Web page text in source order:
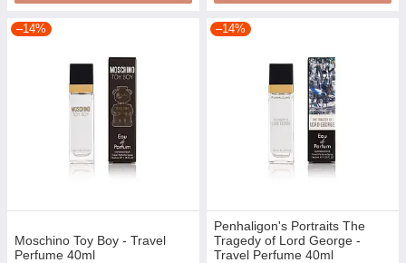
–14%
Moschino Toy Boy - Travel
Perfume 40ml
–14%
Penhaligon's Portraits The
Tragedy of Lord George -
Travel Perfume 40ml